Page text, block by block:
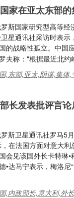
家在亚太东部
斯国家研究型高等经
星通讯社采访时表
的战略性孤立。中国
夫称："根据最近北约
,东部,亚太,阴谋,集体,
长发表批评言
斯卫星通讯社罗马5
在法国方面对意大利
会见该国外长卡特琳
•达马宁表示，梅洛尼
,内政部长,意大利,外